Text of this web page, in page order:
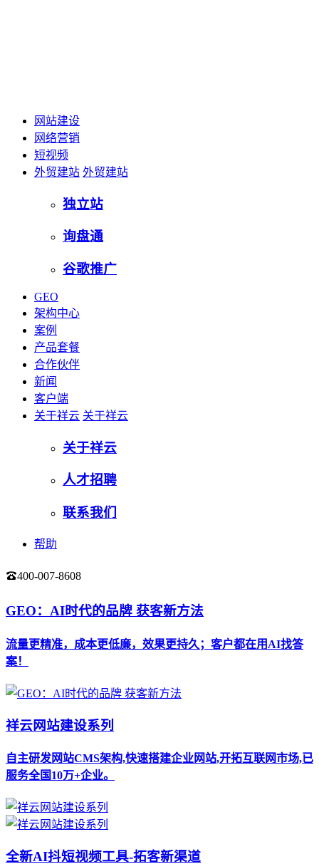
网站建设
网络营销
短视频
外贸建站 外贸建站
独立站
询盘通
谷歌推广
GEO
架构中心
案例
产品套餐
合作伙伴
新闻
客户端
关于祥云 关于祥云
关于祥云
人才招聘
联系我们
帮助
400-007-8608
GEO：AI时代的品牌 获客新方法
流量更精准，成本更低廉，效果更持久；客户都在用AI找答
案！
祥云网站建设系列
自主研发网站CMS架构,快速搭建企业网站,开拓互联网市场,已
服务全国10万+企业。
全新AI抖短视频工具-拓客新渠道